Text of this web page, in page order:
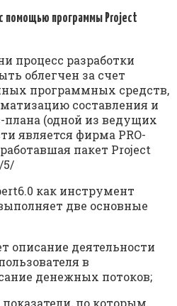
помощью программы Project
процесс разработки
облегчен за счет
программных средств,
составления и
плана (одной из ведущих
является фирма PRO-
пакет Project
5/
как инструмент
две основные
описание деятельности
в
денежных потоков;
по которым